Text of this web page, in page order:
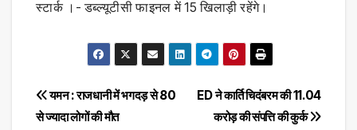
स्‍टार्क ।- डब्‍ल्‍यूटीसी फाइनल में 15 खिलाड़ी रहेंगे।
Post
ED ने कार्ति चिदंबरम की 11.04
करोड़ की संपत्ति की कुर्क
यमन : राजधानी में भगदड़ से 80
से ज्‍यादा लोगों की मौत